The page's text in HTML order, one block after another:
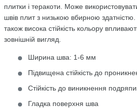
плитки і теракоти. Може
швів плит з низькою вбирною
також висока стійкість кольору
зовнішній вигляд.
Ширина шва: 1-6 мм
Підвищена стійкість до
Стійкість до виникнення
Гладка поверхня шва